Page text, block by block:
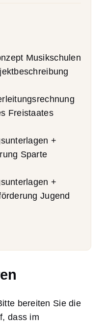
Musikschulen
Freistaates
+
Sparte
+
Jugend
bereiten Sie die
dass im